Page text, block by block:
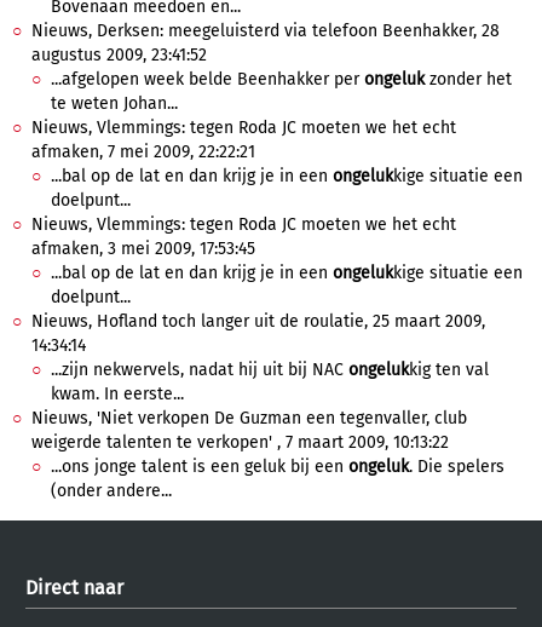
Bovenaan meedoen en...
Nieuws, Derksen: meegeluisterd via telefoon Beenhakker, 28
augustus 2009, 23:41:52
...afgelopen week belde Beenhakker perongelukzonder het
te weten Johan...
Nieuws, Vlemmings: tegen Roda JC moeten we het echt
afmaken, 7 mei 2009, 22:22:21
...bal op de lat en dan krijg je in een ongelukkige situatie een
doelpunt...
Nieuws, Vlemmings: tegen Roda JC moeten we het echt
afmaken, 3 mei 2009, 17:53:45
...bal op de lat en dan krijg je in een ongelukkige situatie een
doelpunt...
Nieuws, Hofland toch langer uit de roulatie, 25 maart 2009,
14:34:14
...zijn nekwervels, nadat hij uit bij NAC ongelukkig ten val
kwam. In eerste...
Nieuws, 'Niet verkopen De Guzman een tegenvaller, club
weigerde talenten te verkopen' , 7 maart 2009, 10:13:22
...ons jonge talent is een geluk bij een ongeluk. Die spelers
(onder andere...
Direct naar